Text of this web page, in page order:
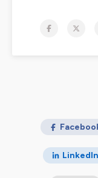
confidentialite
LinkedIn